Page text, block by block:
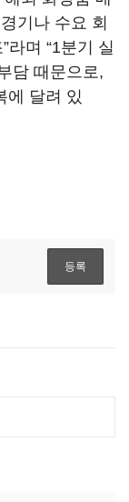
기나 수요 회
라며 “1분기 실
담 때문으로,
에 달려 있